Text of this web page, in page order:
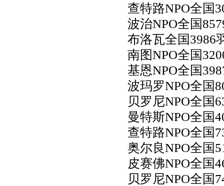
查特路NPO全国
波治NPO全国
布洛瓦全国3986
南图NPO全国
基恩NPO全国
波玛罗NPO全国
贝罗尼NPO全国
曼特斯NPO全国
查特路NPO全国
奥尔良NPO全国
皮赛佛NPO全国
贝罗尼NPO全国